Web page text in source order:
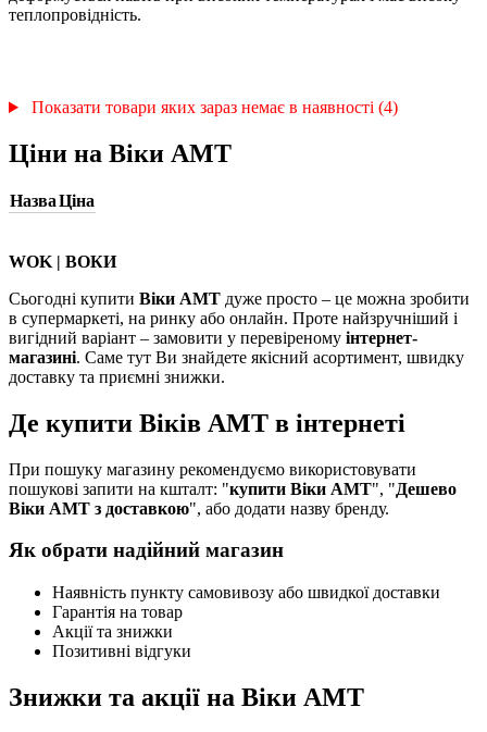
теплопровідність.
Показати товари яких зараз немає в наявності (4)
Ціни на Віки АМТ
НазваЦіна
WOK | ВОКИ
Сьогодні купити Віки АМТ дуже просто – це можна зробити
в супермаркеті, на ринку або онлайн. Проте найзручніший і
вигідний варіант – замовити у перевіреному інтернет-
магазині. Саме тут Ви знайдете якісний асортимент, швидку
доставку та приємні знижки.
Де купити Віків АМТ в інтернеті
При пошуку магазину рекомендуємо використовувати
пошукові запити на кшталт: "купити Віки АМТ", "Дешево
Віки АМТ з доставкою", або додати назву бренду.
Як обрати надійний магазин
Наявність пункту самовивозу або швидкої доставки
Гарантія на товар
Акції та знижки
Позитивні відгуки
Знижки та акції на Віки АМТ